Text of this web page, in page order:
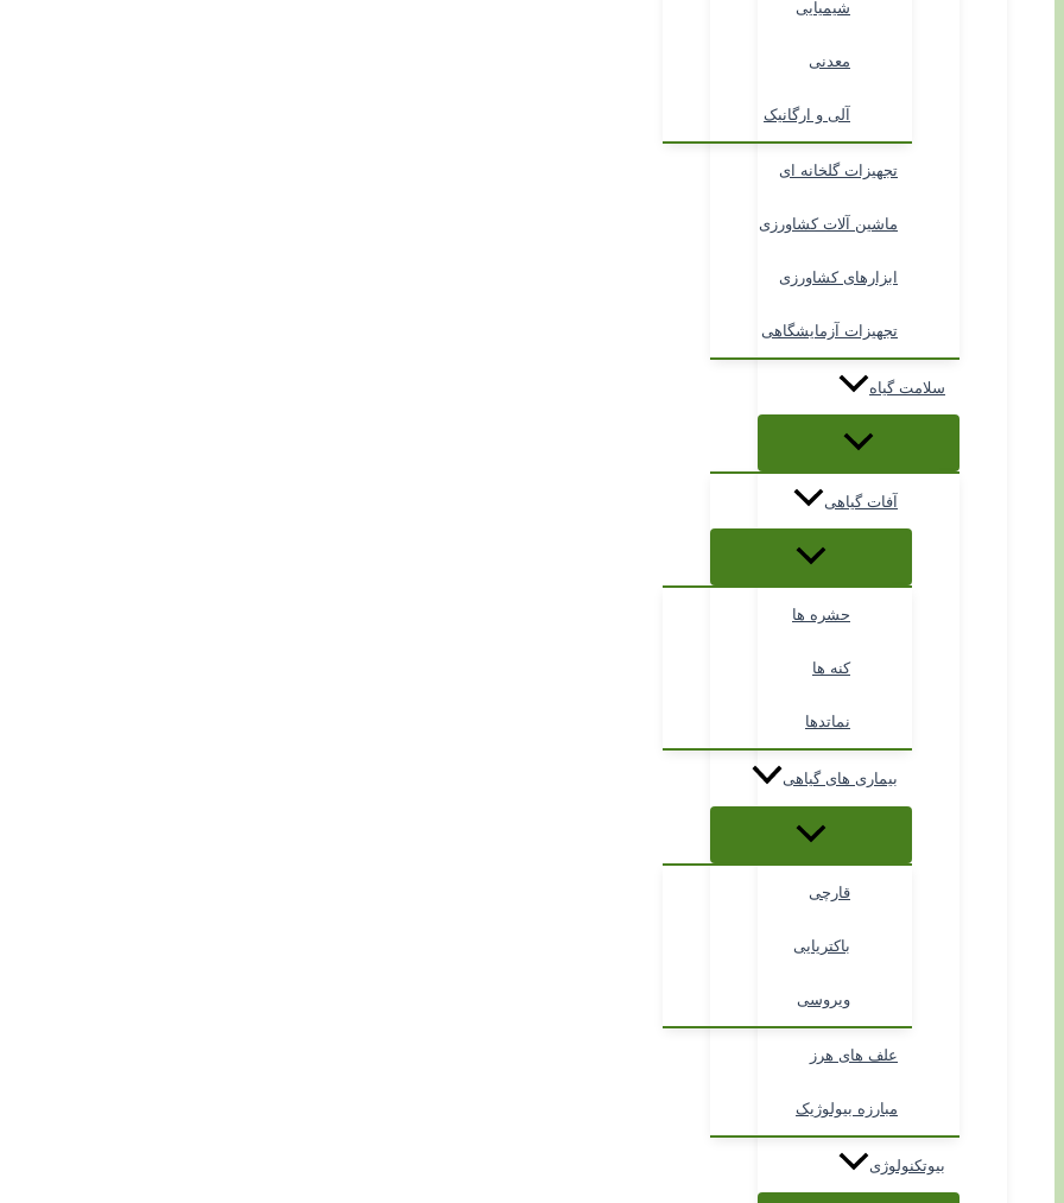
شیمیایی
معدنی
آلی و ارگانیک
تجهیزات گلخانه ای
ماشین آلات کشاورزی
ابزارهای کشاورزی
تجهیزات آزمایشگاهی
سلامت گیاه
آفات گیاهی
حشره ها
کنه ها
نماتدها
بیماری های گیاهی
قارچی
باکتریایی
ویروسی
علف های هرز
مبارزه بیولوژیک
بیوتکنولوژی